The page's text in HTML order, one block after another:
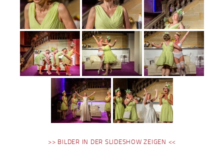
>> BILDER IN DER SLIDESHOW ZEIGEN <<